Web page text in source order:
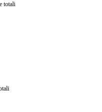
totali